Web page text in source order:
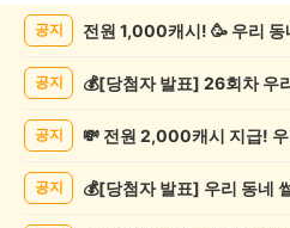
공지 전원 1,000캐시! 🥳 우리
공지
공지
공지